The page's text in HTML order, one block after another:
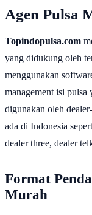
Agen Pulsa
Topindopulsa.com
yang didukung oleh
menggunakan
management isi
digunakan oleh
ada di Indonesia
dealer three, dealer
Format
Murah